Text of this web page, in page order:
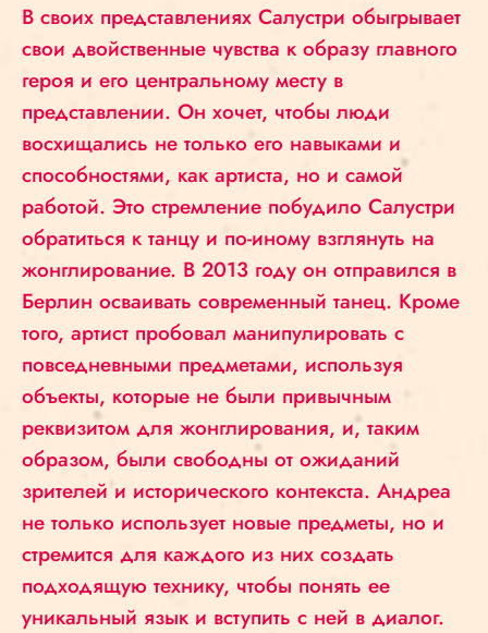
В своих представлениях Салустри обыгрывает
свои двойственные чувства к образу главного
героя и его центральному месту в
представлении. Он хочет, чтобы люди
восхищались не только его навыками и
способностями, как артиста, но и самой
работой. Это стремление побудило Салустри
обратиться к танцу и по-иному взглянуть на
жонглирование. В 2013 году он отправился в
Берлин осваивать современный танец. Кроме
того, артист пробовал манипулировать с
повседневными предметами, используя
объекты, которые не были привычным
реквизитом для жонглирования, и, таким
образом, были свободны от ожиданий
зрителей и исторического контекста. Андреа
не только использует новые предметы, но и
стремится для каждого из них создать
подходящую технику, чтобы понять ее
уникальный язык и вступить с ней в диалог.